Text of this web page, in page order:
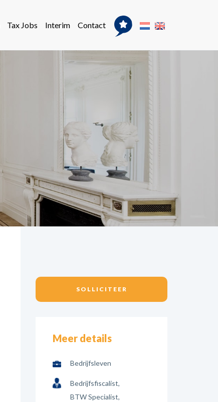
Tax Jobs Interim Contact
Meer details
Bedrijfsleven
Bedrijfsfiscalist
BTW Specialist